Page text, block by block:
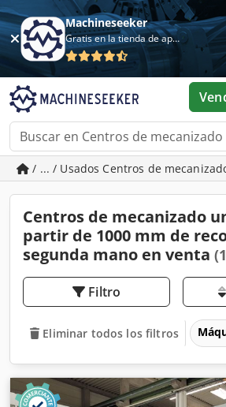
Machineseeker
Gratis en la tienda de aplicaciones
/ ... / Usados Centros de
Centros de mecanizado
partir de 1000 mm de
segunda mano en venta
Filtro
Eliminar todos los filtros